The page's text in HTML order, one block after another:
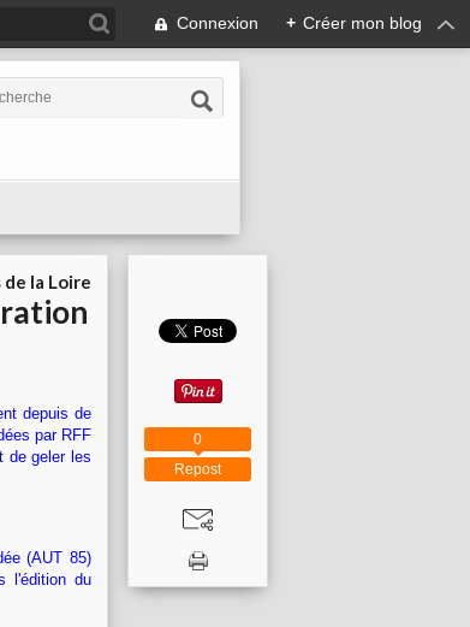
Connexion + Créer mon blog
de la Loire
depuis de
par RFF
de geler les
(AUT 85)
l'édition du
Repost
0